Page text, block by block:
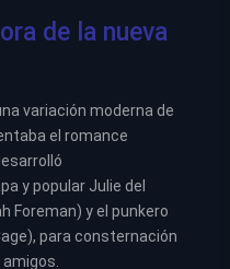
de la nueva
variación moderna de
el romance
y popular Julie del
Foreman) y el punkero
para consternación